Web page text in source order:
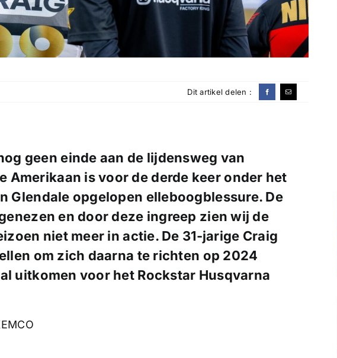
Dit artikel delen :
geen einde aan de lijdensweg van
Amerikaan is voor de derde keer onder het
Glendale opgelopen elleboogblessure. De
en door deze ingreep zien wij de
niet meer in actie. De 31-jarige Craig
om zich daarna te richten op 2024
uitkomen voor het Rockstar Husqvarna